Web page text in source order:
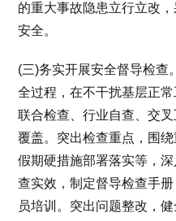
的重大事故隐患立行立改
安全。
(三)务实开展安全督导检查
全过程，在不干扰基层正
联合检查、行业自查、交
覆盖。突出检查重点，围
假期硬措施部署落实等，
查实效，制定督导检查手
员培训。突出问题整改，